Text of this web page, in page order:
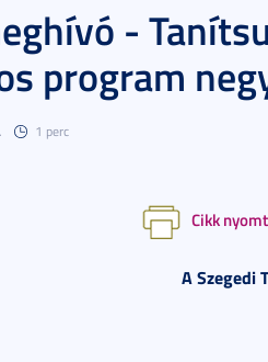
-
program
1 perc
Cikk
A Szegedi